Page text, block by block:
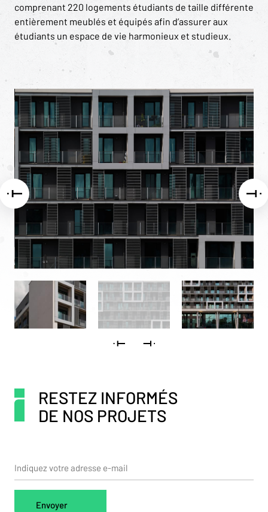
comprenant 220 logements étudiants de taille différente
entièrement meublés et équipés afin d’assurer aux
étudiants un espace de vie harmonieux et studieux.
RESTEZ INFORMÉS
DE NOS PROJETS